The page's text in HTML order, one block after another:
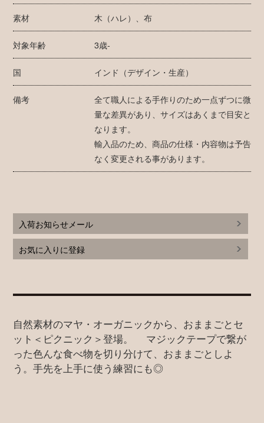
素材 木（ハレ）、布
対象年齢 3歳-
国 インド（デザイン・生産）
備考
全て職人による手作りのため一点ずつに微
量な差異があり、サイズはあくまで目安と
なります。
輸入品のため、商品の仕様・内容物は予告
なく変更される事があります。
入荷お知らせメール
お気に入りに登録
自然素材のマヤ・オーガニックから、おままごとセ
ット＜ピクニック＞登場。 マジックテープで繋が
った色んな食べ物を切り分けて、おままごとしよ
う。手先を上手に使う練習にも◎